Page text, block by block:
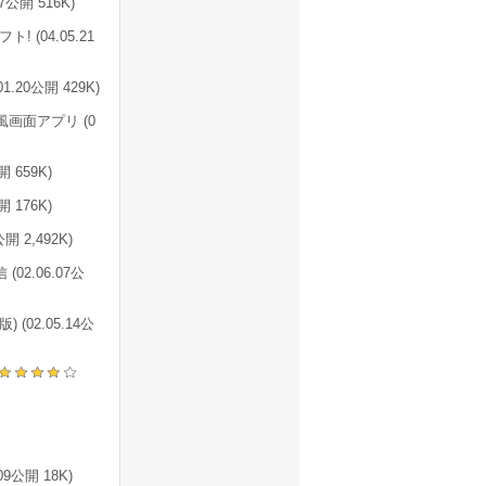
ト! (04.05.21
公開 429K)
画面アプリ (0
659K)
176K)
開 2,492K)
(02.06.07公
) (02.05.14公
公開 18K)